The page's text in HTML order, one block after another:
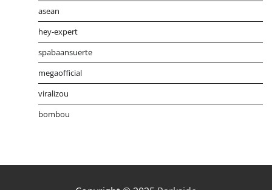
asean
hey-expert
spabaansuerte
megaofficial
viralizou
bombou